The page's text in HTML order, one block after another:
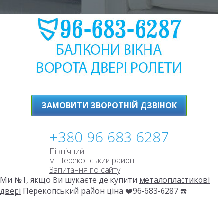
ЗАМОВИТИ ЗВОРОТНІЙ ДЗВІНОК
+380 96 683 6287
Північний
м. Перекопський район
Запитання по сайту
Ми №1, якщо Ви шукаєте де купити металопластикові
двері Перекопський район ціна ❤️96-683-6287 ☎️